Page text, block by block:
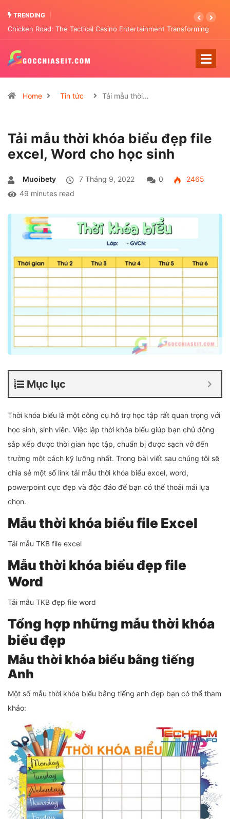
TRENDING
Chicken Road: The Tactical Casino Entertainment Transforming
Home Tin tức Tải mẫu thời…
Tải mẫu thời khóa biểu đẹp file
excel, Word cho học sinh
Muoibety 7 Tháng 9, 2022 0
2465
49 minutes read
Mục lục
Thời khóa biểu là một công cụ hỗ trợ học tập rất quan trọng với
học sinh, sinh viên. Việc lập thời khóa biểu giúp bạn chủ động
sắp xếp được thời gian học tập, chuẩn bị được sạch vở đến
trường một cách kỹ lưỡng nhất. Trong bài viết sau chúng tôi sẽ
chia sẻ một số link tải mẫu thời khóa biểu excel, word,
powerpoint cực đẹp và độc đáo để bạn có thể thoải mái lựa
chọn.
Mẫu thời khóa biểu file Excel
Tải mẫu TKB file excel
Mẫu thời khóa biểu đẹp file
Word
Tải mẫu TKB đẹp file word
Tổng hợp những mẫu thời khóa
biểu đẹp
Mẫu thời khóa biểu bằng tiếng
Anh
Một số mẫu thời khóa biểu bằng tiếng anh đẹp bạn có thể tham
khảo: